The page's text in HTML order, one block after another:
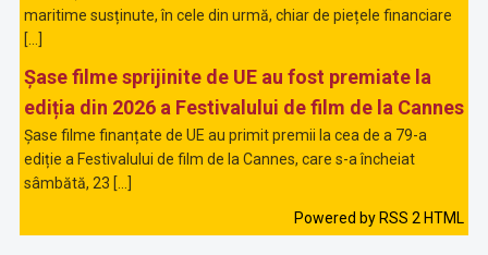
maritime susținute, în cele din urmă, chiar de piețele financiare
[…]
Șase filme sprijinite de UE au fost premiate la
ediția din 2026 a Festivalului de film de la Cannes
Șase filme finanțate de UE au primit premii la cea de a 79-a
ediție a Festivalului de film de la Cannes, care s-a încheiat
sâmbătă, 23 […]
Powered by RSS 2 HTML